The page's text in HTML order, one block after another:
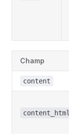
Champ
content
content_html